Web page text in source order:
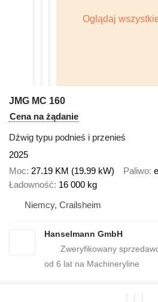
JMG MC 160
Cena na żądanie
Dźwig typu podnieś i przenieś
2025
Moc 27.19 KM (19.99 kW) Paliwo
Ładowność 16 000 kg
Niemcy, Crailsheim
Hanselmann GmbH
od 6 lat na Machineryline